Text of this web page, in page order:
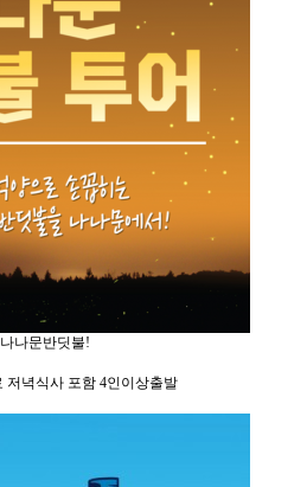
나문반딧불!
저녁식사 포함 4인이상출발